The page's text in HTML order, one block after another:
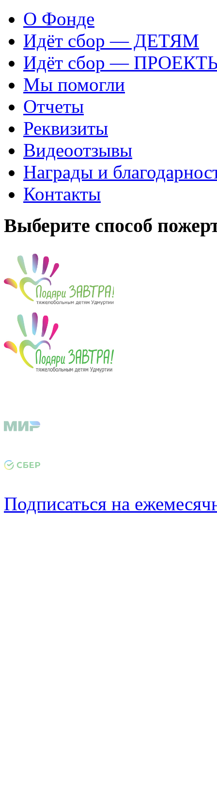
О Фонде
Идёт сбор — ДЕТЯМ
Идёт сбор —
Мы помогли
Отчеты
Реквизиты
Видеоотзывы
Награды и
Контакты
Выберите способ
Подписаться на